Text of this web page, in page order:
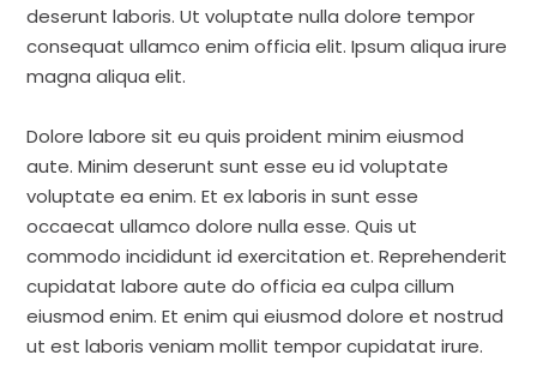
deserunt laboris. Ut voluptate nulla dolore tempor
consequat ullamco enim officia elit. Ipsum aliqua irure
magna aliqua elit.
Dolore labore sit eu quis proident minim eiusmod
aute. Minim deserunt sunt esse eu id voluptate
voluptate ea enim. Et ex laboris in sunt esse
occaecat ullamco dolore nulla esse. Quis ut
commodo incididunt id exercitation et. Reprehenderit
cupidatat labore aute do officia ea culpa cillum
eiusmod enim. Et enim qui eiusmod dolore et nostrud
ut est laboris veniam mollit tempor cupidatat irure.